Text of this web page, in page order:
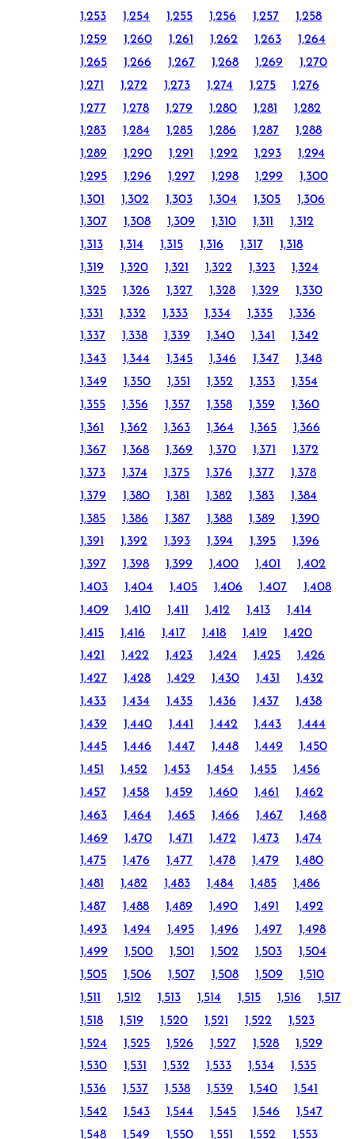
1,253
1,254 1,255 1,256 1,257
1,258
1,259
1,260 1,261 1,262 1,263
1,264
1,265
1,266 1,267 1,268 1,269
1,270
1,271
1,272 1,273 1,274 1,275
1,276
1,277
1,278 1,279 1,280 1,281
1,282
1,283
1,284 1,285 1,286 1,287
1,288
1,289
1,290 1,291 1,292 1,293
1,294
1,295
1,296 1,297 1,298 1,299
1,300
1,301
1,302 1,303 1,304 1,305
1,306
1,307
1,308 1,309 1,310 1,311
1,312
1,313
1,314 1,315 1,316 1,317
1,318
1,319
1,320 1,321 1,322 1,323
1,324
1,325
1,326 1,327 1,328 1,329
1,330
1,331
1,332 1,333 1,334 1,335
1,336
1,337
1,338 1,339 1,340 1,341
1,342
1,343
1,344 1,345 1,346 1,347
1,348
1,349
1,350 1,351 1,352 1,353
1,354
1,355
1,356 1,357 1,358 1,359
1,360
1,361
1,362 1,363 1,364 1,365
1,366
1,367
1,368 1,369 1,370 1,371
1,372
1,373
1,374 1,375 1,376 1,377
1,378
1,379
1,380 1,381 1,382 1,383
1,384
1,385
1,386 1,387 1,388 1,389
1,390
1,391
1,392 1,393 1,394 1,395
1,396
1,397
1,398 1,399 1,400 1,401
1,402
1,403
1,404 1,405 1,406 1,407
1,408
1,409
1,410 1,411 1,412 1,413
1,414
1,415
1,416 1,417 1,418 1,419
1,420
1,421
1,422 1,423 1,424 1,425
1,426
1,427
1,428 1,429 1,430 1,431
1,432
1,433
1,434 1,435 1,436 1,437
1,438
1,439
1,440 1,441 1,442 1,443
1,444
1,445
1,446 1,447 1,448 1,449
1,450
1,451
1,452 1,453 1,454 1,455
1,456
1,457
1,458 1,459 1,460 1,461
1,462
1,463
1,464 1,465 1,466 1,467
1,468
1,469
1,470 1,471 1,472 1,473
1,474
1,475
1,476 1,477 1,478 1,479
1,480
1,481
1,482 1,483 1,484 1,485
1,486
1,487
1,488 1,489 1,490 1,491
1,492
1,493
1,494 1,495 1,496 1,497
1,498
1,499
1,500 1,501 1,502 1,503
1,504
1,505
1,506 1,507 1,508 1,509
1,510
1,511
1,512 1,513 1,514 1,515 1,516
1,517
1,518
1,519 1,520 1,521 1,522
1,523
1,524
1,525 1,526 1,527 1,528
1,529
1,530
1,531 1,532 1,533 1,534
1,535
1,536
1,537 1,538 1,539 1,540
1,541
1,542
1,543 1,544 1,545 1,546
1,547
1,548
1,549 1,550 1,551 1,552
1,553